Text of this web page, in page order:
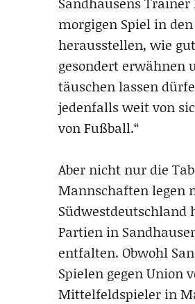
morgigen Spiel in
herausstellen, wie
gesondert erwähnen
täuschen lassen
jedenfalls weit von
von Fußball.“
Aber nicht nur die
Mannschaften legen
Südwestdeutschland
Partien in
entfalten. Obwohl
Spielen gegen Union
Mittelfeldspieler in